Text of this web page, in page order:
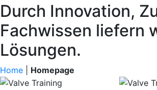
Durch Innovation,
Fachwissen liefern
Lösungen.
Home Homepage